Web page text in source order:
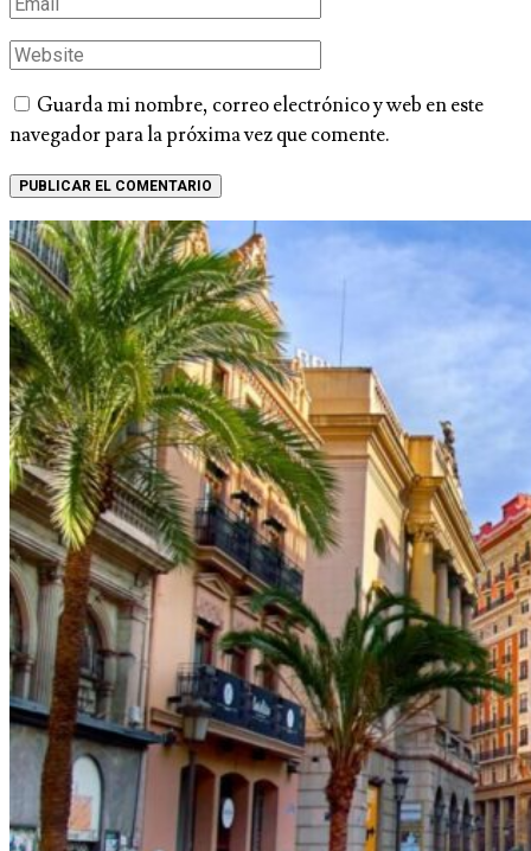
Guarda mi nombre, correo electrónico y web en este
navegador para la próxima vez que comente.